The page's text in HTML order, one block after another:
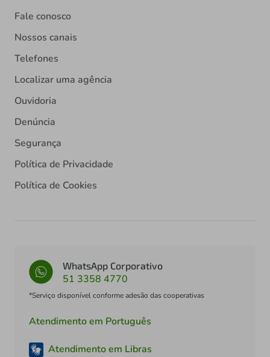
Fale conosco
Nossos canais
Telefones
Localizar uma agência
Ouvidoria
Denúncia
Segurança
Política de Privacidade
Política de Cookies
WhatsApp Corporativo
51 3358 4770
*Serviço disponível conforme adesão das cooperativas
Atendimento em Português
Atendimento em Libras